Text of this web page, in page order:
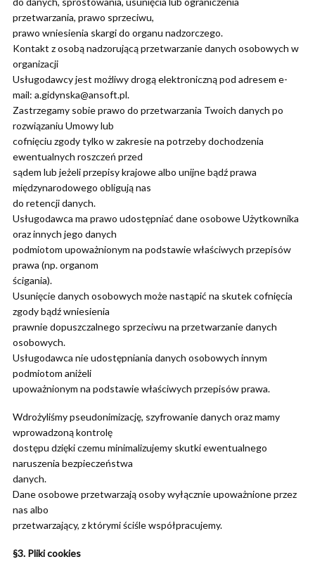
przetwarzania, prawo sprzeciwu,
prawo wniesienia skargi do organu nadzorczego.
Kontakt z osobą nadzorującą przetwarzanie danych osobowych w
organizacji
Usługodawcy jest możliwy drogą elektroniczną pod adresem e-
mail: a.gidynska@ansoft.pl.
Zastrzegamy sobie prawo do przetwarzania Twoich danych po
rozwiązaniu Umowy lub
cofnięciu zgody tylko w zakresie na potrzeby dochodzenia
ewentualnych roszczeń przed
sądem lub jeżeli przepisy krajowe albo unijne bądź prawa
międzynarodowego obligują nas
do retencji danych.
Usługodawca ma prawo udostępniać dane osobowe Użytkownika
oraz innych jego danych
podmiotom upoważnionym na podstawie właściwych przepisów
prawa (np. organom
ścigania).
Usunięcie danych osobowych może nastąpić na skutek cofnięcia
zgody bądź wniesienia
prawnie dopuszczalnego sprzeciwu na przetwarzanie danych
osobowych.
Usługodawca nie udostępniania danych osobowych innym
podmiotom aniżeli
upoważnionym na podstawie właściwych przepisów prawa.
Wdrożyliśmy pseudonimizację, szyfrowanie danych oraz mamy
wprowadzoną kontrolę
dostępu dzięki czemu minimalizujemy skutki ewentualnego
naruszenia bezpieczeństwa
danych.
Dane osobowe przetwarzają osoby wyłącznie upoważnione przez
nas albo
przetwarzający, z którymi ściśle współpracujemy.
§3. Pliki cookies